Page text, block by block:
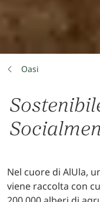
Oasi
Nel cuore di AlUla,
viene raccolta con